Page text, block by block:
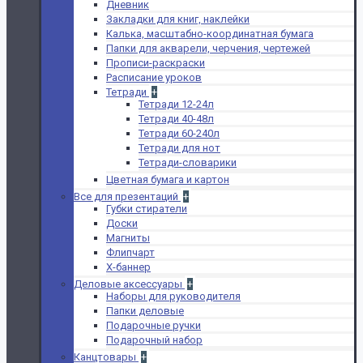
Дневник
Закладки для книг, наклейки
Калька, масштабно-координатная бумага
Папки для акварели, черчения, чертежей
Прописи-раскраски
Расписание уроков
Тетради +
Тетради 12-24л
Тетради 40-48л
Тетради 60-240л
Тетради для нот
Тетради-словарики
Цветная бумага и картон
Все для презентаций +
Губки стиратели
Доски
Магниты
Флипчарт
Х-баннер
Деловые аксессуары +
Наборы для руководителя
Папки деловые
Подарочные ручки
Подарочный набор
Канцтовары +